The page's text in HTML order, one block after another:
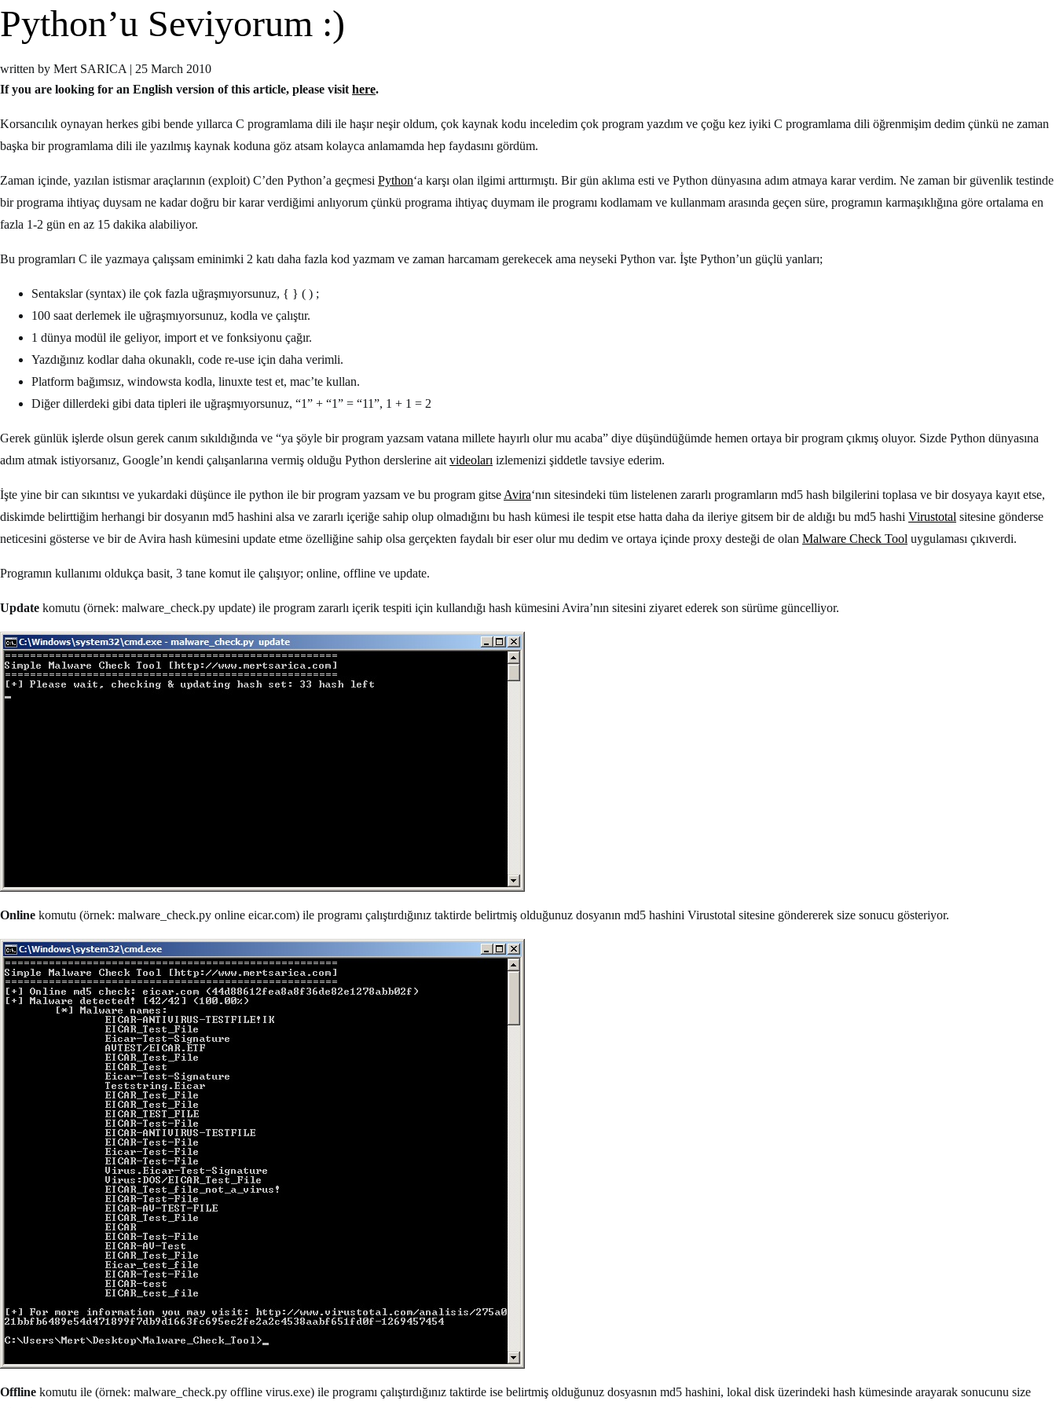
Python’u Seviyorum :)
written by Mert SARICA | 25 March 2010
If you are looking for an English version of this article, please visit here.
Korsancılık oynayan herkes gibi bende yıllarca C programlama dili ile haşır neşir oldum, çok kaynak kodu inceledim çok program yazdım ve çoğu kez iyiki C programlama dili öğrenmişim dedim çünkü ne zaman
başka bir programlama dili ile yazılmış kaynak koduna göz atsam kolayca anlamamda hep faydasını gördüm.
Zaman içinde, yazılan istismar araçlarının (exploit) C’den Python’a geçmesi Python‘a karşı olan ilgimi arttırmıştı. Bir gün aklıma esti ve Python dünyasına adım atmaya karar verdim. Ne zaman bir güvenlik testinde
bir programa ihtiyaç duysam ne kadar doğru bir karar verdiğimi anlıyorum çünkü programa ihtiyaç duymam ile programı kodlamam ve kullanmam arasında geçen süre, programın karmaşıklığına göre ortalama en
fazla 1-2 gün en az 15 dakika alabiliyor.
Bu programları C ile yazmaya çalışsam eminimki 2 katı daha fazla kod yazmam ve zaman harcamam gerekecek ama neyseki Python var. İşte Python’un güçlü yanları;
Sentakslar (syntax) ile çok fazla uğraşmıyorsunuz, { } ( ) ;
100 saat derlemek ile uğraşmıyorsunuz, kodla ve çalıştır.
1 dünya modül ile geliyor, import et ve fonksiyonu çağır.
Yazdığınız kodlar daha okunaklı, code re-use için daha verimli.
Platform bağımsız, windowsta kodla, linuxte test et, mac’te kullan.
Diğer dillerdeki gibi data tipleri ile uğraşmıyorsunuz, “1” + “1” = “11”, 1 + 1 = 2
Gerek günlük işlerde olsun gerek canım sıkıldığında ve “ya şöyle bir program yazsam vatana millete hayırlı olur mu acaba” diye düşündüğümde hemen ortaya bir program çıkmış oluyor. Sizde Python dünyasına
adım atmak istiyorsanız, Google’ın kendi çalışanlarına vermiş olduğu Python derslerine ait videoları izlemenizi şiddetle tavsiye ederim.
İşte yine bir can sıkıntısı ve yukardaki düşünce ile python ile bir program yazsam ve bu program gitse Avira‘nın sitesindeki tüm listelenen zararlı programların md5 hash bilgilerini toplasa ve bir dosyaya kayıt etse,
diskimde belirttiğim herhangi bir dosyanın md5 hashini alsa ve zararlı içeriğe sahip olup olmadığını bu hash kümesi ile tespit etse hatta daha da ileriye gitsem bir de aldığı bu md5 hashi Virustotal sitesine gönderse
neticesini gösterse ve bir de Avira hash kümesini update etme özelliğine sahip olsa gerçekten faydalı bir eser olur mu dedim ve ortaya içinde proxy desteği de olan Malware Check Tool uygulaması çıkıverdi.
Programın kullanımı oldukça basit, 3 tane komut ile çalışıyor; online, offline ve update.
Update komutu (örnek: malware_check.py update) ile program zararlı içerik tespiti için kullandığı hash kümesini Avira’nın sitesini ziyaret ederek son sürüme güncelliyor.
Online komutu (örnek: malware_check.py online eicar.com) ile programı çalıştırdığınız taktirde belirtmiş olduğunuz dosyanın md5 hashini Virustotal sitesine göndererek size sonucu gösteriyor.
Offline komutu ile (örnek: malware_check.py offline virus.exe) ile programı çalıştırdığınız taktirde ise belirtmiş olduğunuz dosyasnın md5 hashini, lokal disk üzerindeki hash kümesinde arayarak sonucunu size